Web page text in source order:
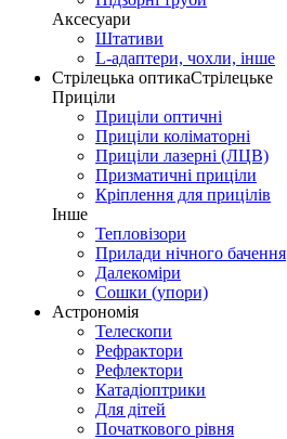
Аксесуари
Штативи
L-адаптери, чохли, інше
Стрілецька оптикаСтрілецьке
Приціли
Приціли оптичні
Приціли коліматорні
Приціли лазерні (ЛЦВ)
Призматичні приціли
Кріплення для прицілів
Інше
Тепловізори
Прилади нічного бачення
Далекоміри
Сошки (упори)
Астрономія
Телескопи
Рефрактори
Рефлектори
Катадіоптрики
Для дітей
Початкового рівня